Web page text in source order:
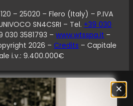
– 25020 – Flero (Italy) – P.IVA
SN4CSRI – Tel. +39 030
030 3581793 –www.wtsspa.it –
2026 – Credits – Capitale
i.v.: 9.400.000€
×
relative alla privacy